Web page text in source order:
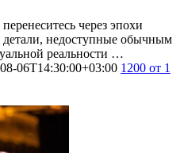
через эпохи
недоступные обычным
реальности …
06T14:30:00+03:00 1200 от 1